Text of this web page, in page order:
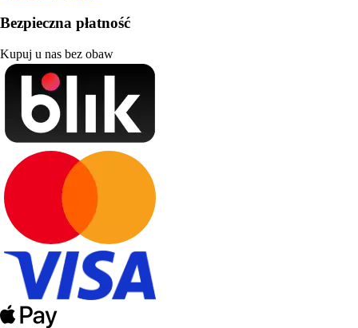
Bezpieczna płatność
Kupuj u nas bez obaw